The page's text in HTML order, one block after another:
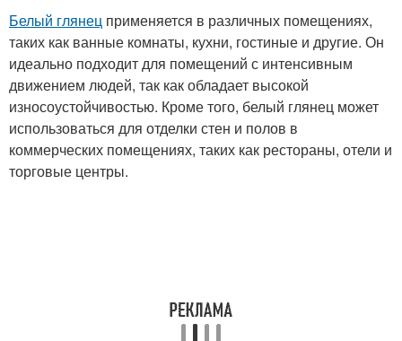
Белый глянец применяется в различных помещениях,
таких как ванные комнаты, кухни, гостиные и другие. Он
идеально подходит для помещений с интенсивным
движением людей, так как обладает высокой
износоустойчивостью. Кроме того, белый глянец может
использоваться для отделки стен и полов в
коммерческих помещениях, таких как рестораны, отели и
торговые центры.